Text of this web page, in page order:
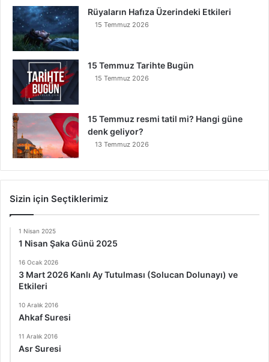
Rüyaların Hafıza Üzerindeki Etkileri
15 Temmuz 2026
15 Temmuz Tarihte Bugün
15 Temmuz 2026
15 Temmuz resmi tatil mi? Hangi güne
denk geliyor?
13 Temmuz 2026
Sizin için Seçtiklerimiz
1 Nisan 2025
1 Nisan Şaka Günü 2025
16 Ocak 2026
3 Mart 2026 Kanlı Ay Tutulması (Solucan Dolunayı) ve
Etkileri
10 Aralık 2016
Ahkaf Suresi
11 Aralık 2016
Asr Suresi